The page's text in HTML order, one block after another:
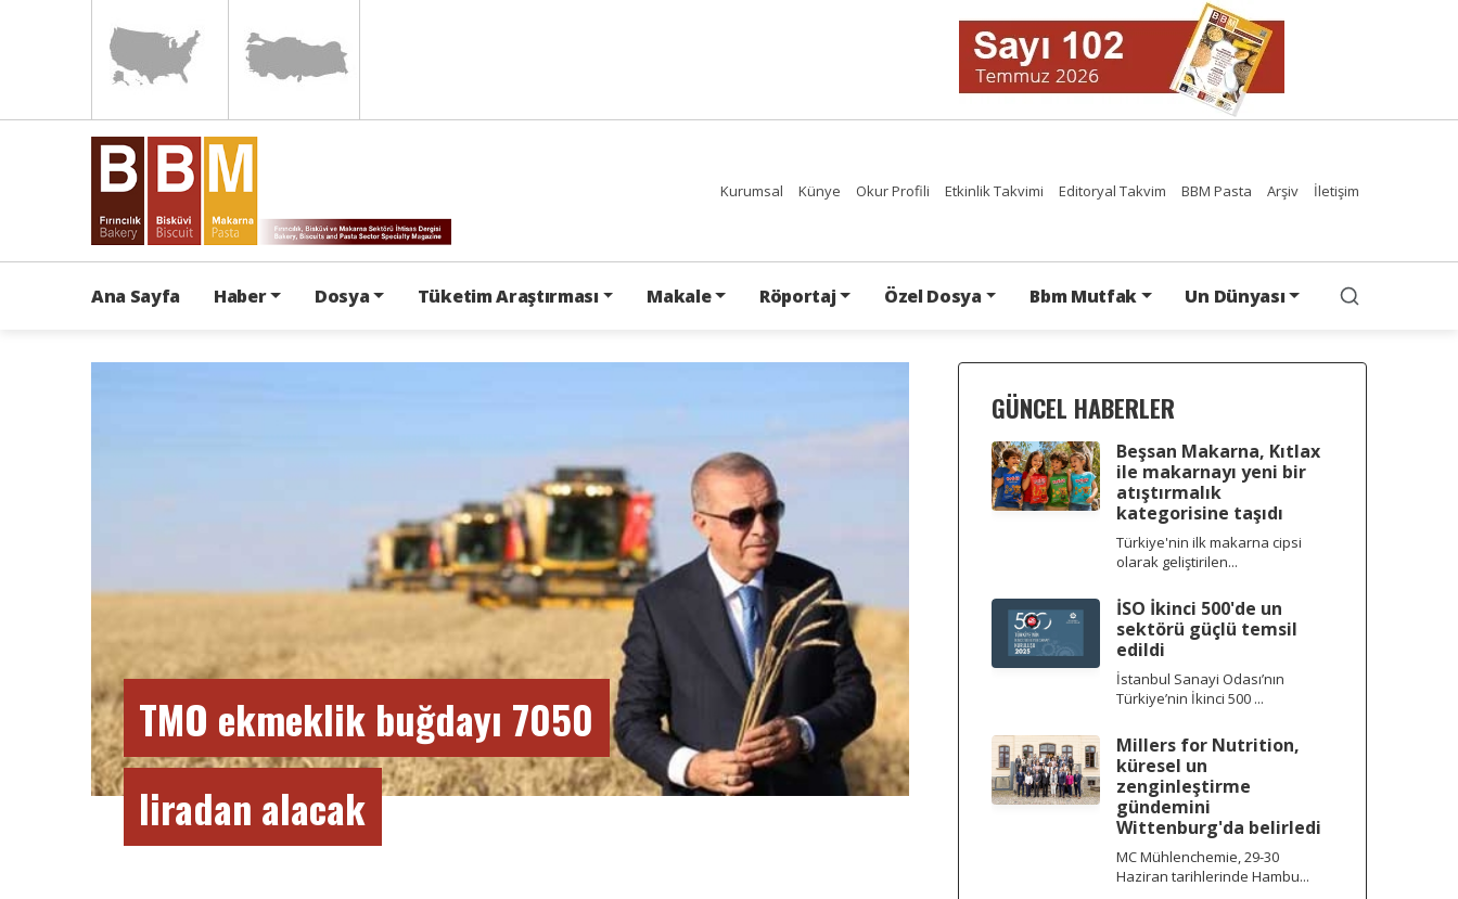
Kurumsal Künye Okur Profili Etkinlik Takvimi Editoryal Takvim BBM Pasta Arşiv İletişim
Ana Sayfa Haber Dosya Tüketim Araştırması Makale Röportaj Özel Dosya Bbm Mutfak Un Dünyası
TMO ekmeklik buğdayı 7050
liradan alacak
GÜNCEL HABERLER
Beşsan Makarna, Kıtlax
ile makarnayı yeni bir
atıştırmalık
kategorisine taşıdı
Türkiye'nin ilk makarna cipsi
olarak geliştirilen...
İSO İkinci 500'de un
sektörü güçlü temsil
edildi
İstanbul Sanayi Odası’nın
Türkiye’nin İkinci 500 ...
Millers for Nutrition,
küresel un
zenginleştirme
gündemini
Wittenburg'da belirledi
MC Mühlenchemie, 29-30
Haziran tarihlerinde Hambu...